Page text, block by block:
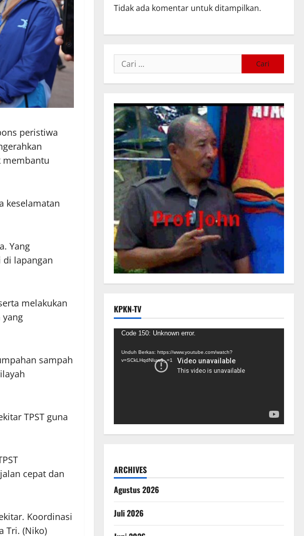
peristiwa
membantu
keselamatan
Yang
di lapangan
melakukan
sampah
TPST guna
cepat dan
Koordinasi
Tri. (Niko)
Tidak ada komentar untuk ditampilkan.
KPKN-TV
Pemutar
Code 150: Unknown error.
Unduh Berkas: https://www.youtube.com/watch?
v=SCkLHqdNIuw&_=1
ARCHIVES
Agustus 2026
Juli 2026